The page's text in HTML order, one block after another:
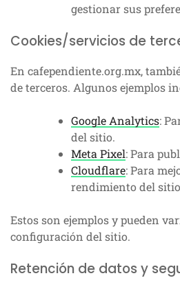
gestionar sus
Cookies/servicios de
En cafependiente.org.mx,
de terceros. Algunos ejemplos
Google Analytics:
del sitio.
Meta Pixel: Para
Cloudflare: Para
rendimiento del
Estos son ejemplos y pueden
configuración del sitio.
Retención de datos y